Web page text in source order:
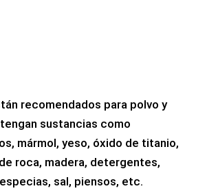
recomendados para polvo y
sustancias como
mármol, yeso, óxido de titanio,
roca, madera, detergentes,
sal, piensos, etc.